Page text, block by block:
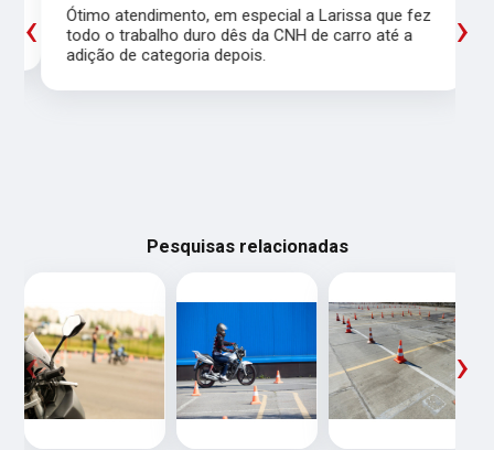
Ótimo atendimento, em especial a Larissa que fez
todo o trabalho duro dês da CNH de carro até a
adição de categoria depois.
‹ ›
Pesquisas relacionadas
‹ ›